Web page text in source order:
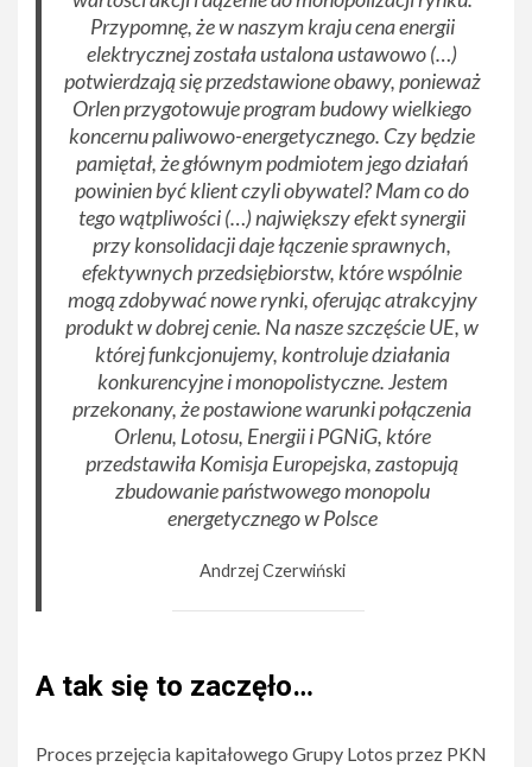
Przypomnę, że w naszym kraju cena energii
elektrycznej została ustalona ustawowo (…)
potwierdzają się przedstawione obawy, ponieważ
Orlen przygotowuje program budowy wielkiego
koncernu paliwowo-energetycznego. Czy będzie
pamiętał, że głównym podmiotem jego działań
powinien być klient czyli obywatel? Mam co do
tego wątpliwości (…) największy efekt synergii
przy konsolidacji daje łączenie sprawnych,
efektywnych przedsiębiorstw, które wspólnie
mogą zdobywać nowe rynki, oferując atrakcyjny
produkt w dobrej cenie. Na nasze szczęście UE, w
której funkcjonujemy, kontroluje działania
konkurencyjne i monopolistyczne. Jestem
przekonany, że postawione warunki połączenia
Orlenu, Lotosu, Energii i PGNiG, które
przedstawiła Komisja Europejska, zastopują
zbudowanie państwowego monopolu
energetycznego w Polsce
Andrzej Czerwiński
A tak się to zaczęło…
Proces przejęcia kapitałowego Grupy Lotos przez PKN